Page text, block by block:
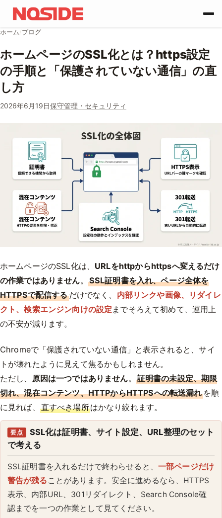
コンテンツへスキップ
ホーム/ブログ
ホームページのSSL化とは？https設定
の手順と「保護されていない通信」の直
し方
2026年6月19日保守管理・セキュリティ
ホームページのSSL化は、 URLをhttpからhttpsへ変えるだけ
の作業ではありません。 SSL証明書を入れ、ページ全体を
HTTPSで配信するだけでなく、 内部リンクや画像、リダイレ
クト、検索エンジン向けの設定 までそろえて初めて、運用上
の不安が減ります。
Chromeで「保護されていない通信」と表示されると、サイ
トが壊れたように見えて焦るかもしれません。
ただし、
原因は一つではありません。 証明書の未設定、期限
切れ、混在コンテンツ、HTTPからHTTPSへの転送漏れを順
に見れば、 直すべき場所はかなり絞れます。
要点
SSL化は証明書、サイト設定、URL整理のセット
で考える
SSL証明書を入れるだけで終わらせると、 一部ページだけ
警告が残る ことがあります。安全に進めるなら、HTTPS
表示、内部URL、301リダイレクト、Search Console確
認までを一つの作業として見てください。